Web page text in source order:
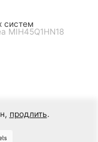
систем
MIH45Q1HN18
продлить.